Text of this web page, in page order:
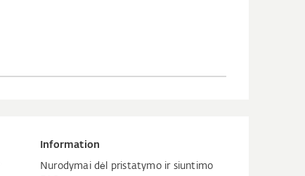
Information
Nurodymai dėl pristatymo ir siuntimo